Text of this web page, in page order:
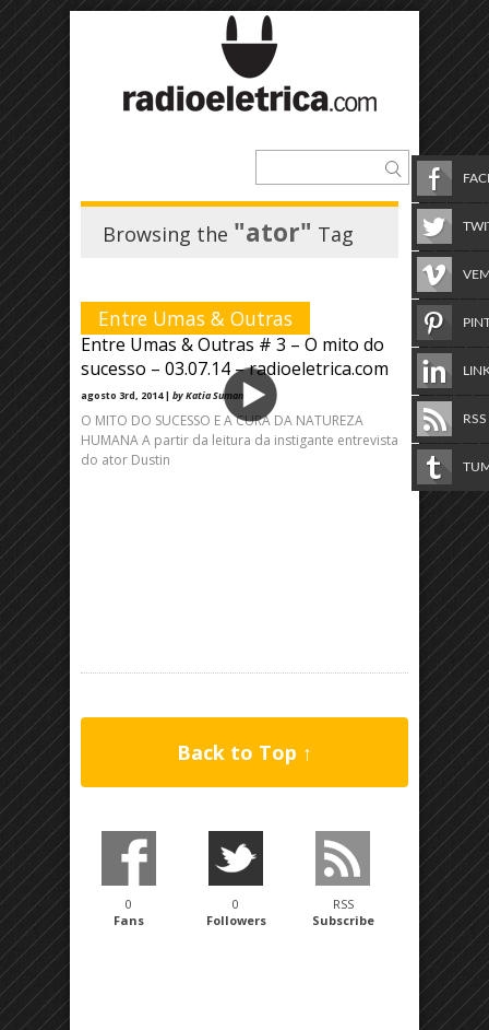
Browsing the "ator" Tag
Entre Umas & Outras
Entre Umas & Outras # 3 – O mito do
sucesso – 03.07.14 – radioeletrica.com
agosto 3rd, 2014 | by Katia Suman
O MITO DO SUCESSO E A CURA DA NATUREZA
HUMANA A partir da leitura da instigante entrevista
do ator Dustin
Back to Top ↑
0
Fans
0
Followers
RSS
Subscribe
RSS